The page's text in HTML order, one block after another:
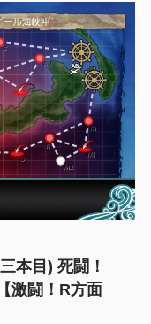
本目) 死闘！
激闘！R方面